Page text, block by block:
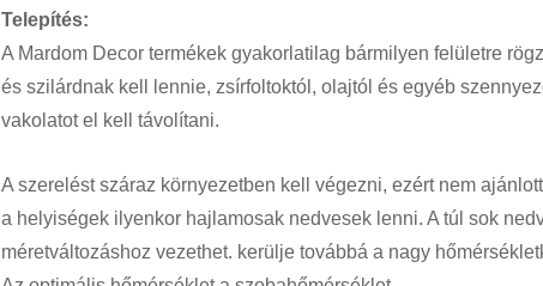
Telepítés:
A Mardom Decor termékek gyakorlatilag bármilyen felületre
és szilárdnak kell lennie, zsírfoltoktól, olajtól és egyéb
vakolatot el kell távolítani.
A szerelést száraz környezetben kell végezni, ezért nem
a helyiségek ilyenkor hajlamosak nedvesek lenni. A túl sok
méretváltozáshoz vezethet. kerülje továbbá a nagy